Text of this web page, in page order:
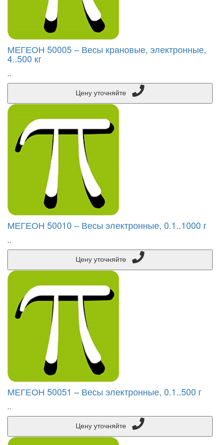
МЕГЕОН 50005 – Весы крановые, электронные,
4..500 кг
..
МЕГЕОН 50010 – Весы электронные, 0.1..1000 г
..
МЕГЕОН 50051 – Весы электронные, 0.1..500 г
..